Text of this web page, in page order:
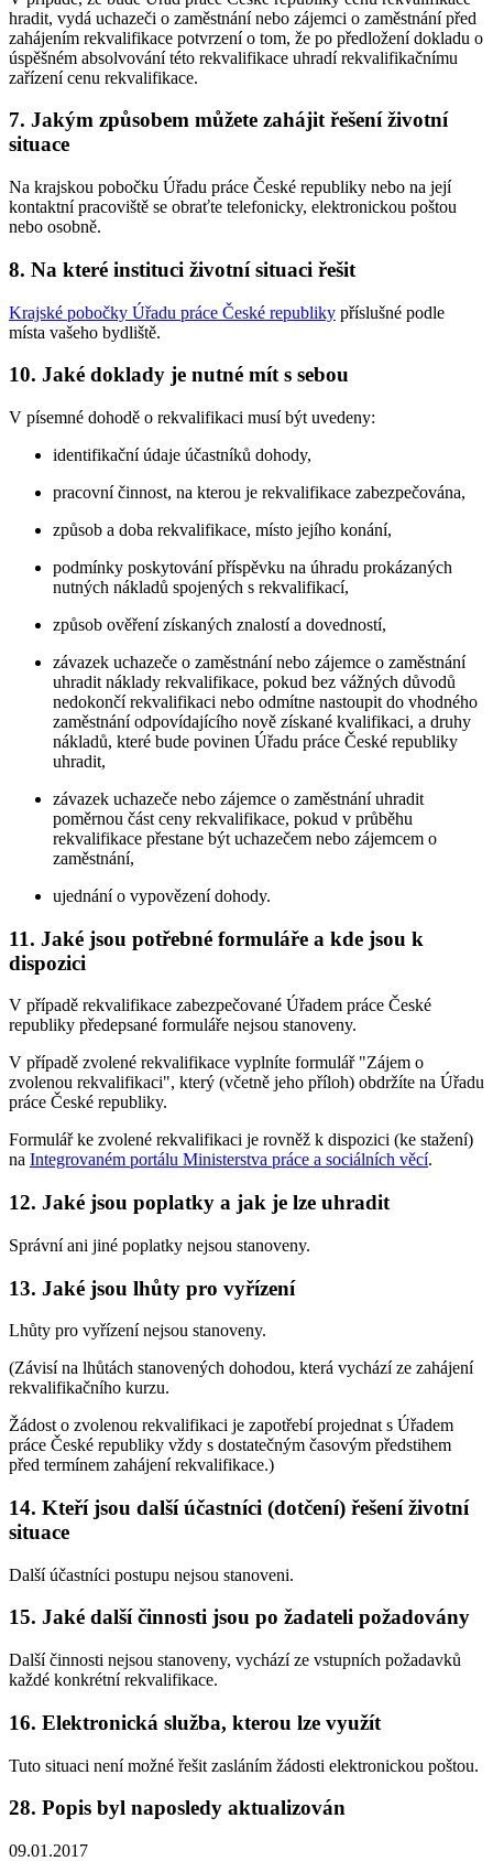
hradit, vydá uchazeči o zaměstnání nebo zájemci o zaměstnání před
zahájením rekvalifikace potvrzení o tom, že po předložení dokladu o
úspěšném absolvování této rekvalifikace uhradí rekvalifikačnímu
zařízení cenu rekvalifikace.
7. Jakým způsobem můžete zahájit řešení životní
situace
Na krajskou pobočku Úřadu práce České republiky nebo na její
kontaktní pracoviště se obraťte telefonicky, elektronickou poštou
nebo osobně.
8. Na které instituci životní situaci řešit
Krajské pobočky Úřadu práce České republiky příslušné podle
místa vašeho bydliště.
10. Jaké doklady je nutné mít s sebou
V písemné dohodě o rekvalifikaci musí být uvedeny:
identifikační údaje účastníků dohody,
pracovní činnost, na kterou je rekvalifikace zabezpečována,
způsob a doba rekvalifikace, místo jejího konání,
podmínky poskytování příspěvku na úhradu prokázaných
nutných nákladů spojených s rekvalifikací,
způsob ověření získaných znalostí a dovedností,
závazek uchazeče o zaměstnání nebo zájemce o zaměstnání
uhradit náklady rekvalifikace, pokud bez vážných důvodů
nedokončí rekvalifikaci nebo odmítne nastoupit do vhodného
zaměstnání odpovídajícího nově získané kvalifikaci, a druhy
nákladů, které bude povinen Úřadu práce České republiky
uhradit,
závazek uchazeče nebo zájemce o zaměstnání uhradit
poměrnou část ceny rekvalifikace, pokud v průběhu
rekvalifikace přestane být uchazečem nebo zájemcem o
zaměstnání,
ujednání o vypovězení dohody.
11. Jaké jsou potřebné formuláře a kde jsou k
dispozici
V případě rekvalifikace zabezpečované Úřadem práce České
republiky předepsané formuláře nejsou stanoveny.
V případě zvolené rekvalifikace vyplníte formulář "Zájem o
zvolenou rekvalifikaci", který (včetně jeho příloh) obdržíte na Úřadu
práce České republiky.
Formulář ke zvolené rekvalifikaci je rovněž k dispozici (ke stažení)
na Integrovaném portálu Ministerstva práce a sociálních věcí.
12. Jaké jsou poplatky a jak je lze uhradit
Správní ani jiné poplatky nejsou stanoveny.
13. Jaké jsou lhůty pro vyřízení
Lhůty pro vyřízení nejsou stanoveny.
(Závisí na lhůtách stanovených dohodou, která vychází ze zahájení
rekvalifikačního kurzu.
Žádost o zvolenou rekvalifikaci je zapotřebí projednat s Úřadem
práce České republiky vždy s dostatečným časovým předstihem
před termínem zahájení rekvalifikace.)
14. Kteří jsou další účastníci (dotčení) řešení životní
situace
Další účastníci postupu nejsou stanoveni.
15. Jaké další činnosti jsou po žadateli požadovány
Další činnosti nejsou stanoveny, vychází ze vstupních požadavků
každé konkrétní rekvalifikace.
16. Elektronická služba, kterou lze využít
Tuto situaci není možné řešit zasláním žádosti elektronickou poštou.
28. Popis byl naposledy aktualizován
09.01.2017